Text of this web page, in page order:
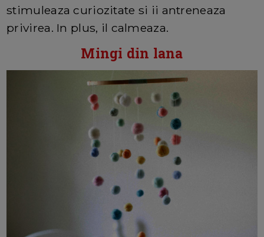
stimuleaza curiozitate si ii antreneaza
privirea. In plus, il calmeaza.
Mingi din lana